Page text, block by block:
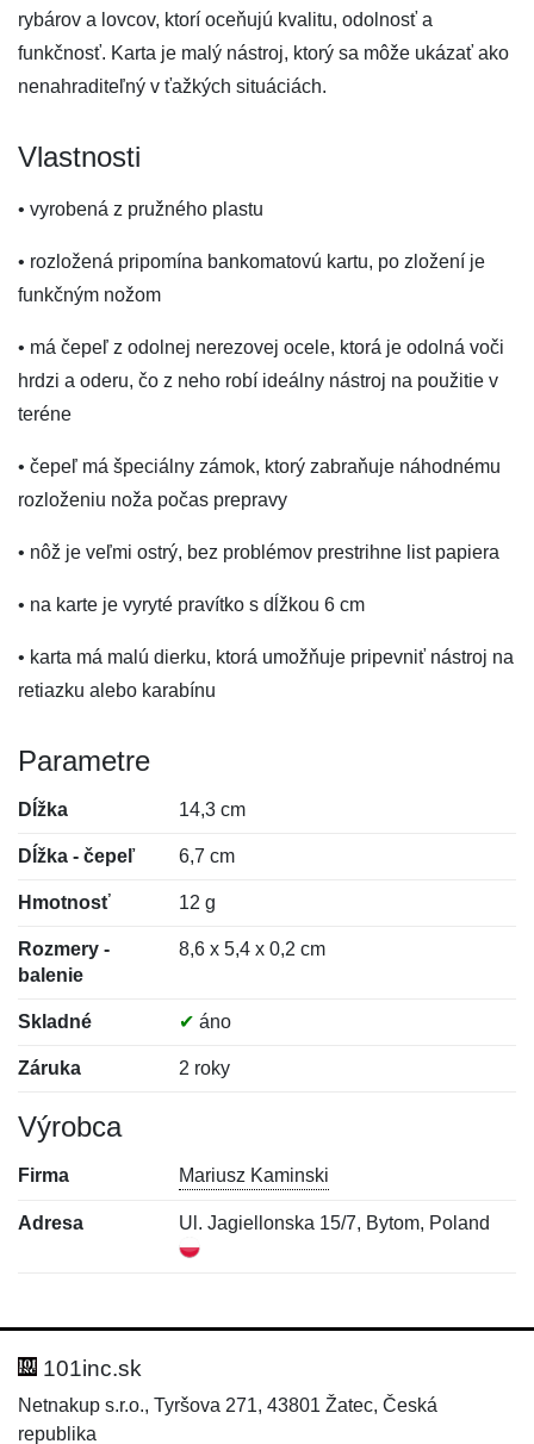
rybárov a lovcov, ktorí oceňujú kvalitu, odolnosť a
funkčnosť. Karta je malý nástroj, ktorý sa môže ukázať ako
nenahraditeľný v ťažkých situáciách.
Vlastnosti
• vyrobená z pružného plastu
• rozložená pripomína bankomatovú kartu, po zložení je
funkčným nožom
• má čepeľ z odolnej nerezovej ocele, ktorá je odolná voči
hrdzi a oderu, čo z neho robí ideálny nástroj na použitie v
teréne
• čepeľ má špeciálny zámok, ktorý zabraňuje náhodnému
rozloženiu noža počas prepravy
• nôž je veľmi ostrý, bez problémov prestrihne list papiera
• na karte je vyryté pravítko s dĺžkou 6 cm
• karta má malú dierku, ktorá umožňuje pripevniť nástroj na
retiazku alebo karabínu
Parametre
Dĺžka 14,3 cm
Dĺžka - čepeľ 6,7 cm
Hmotnosť 12 g
Rozmery -
balenie
8,6 x 5,4 x 0,2 cm
Skladné ✔ áno
Záruka 2 roky
Výrobca
Firma Mariusz Kaminski
Adresa Ul. Jagiellonska 15/7, Bytom, Poland
Hodnotenie:
Meno:
101inc.sk
Netnakup s.r.o., Tyršova 271, 43801 Žatec, Česká
republika